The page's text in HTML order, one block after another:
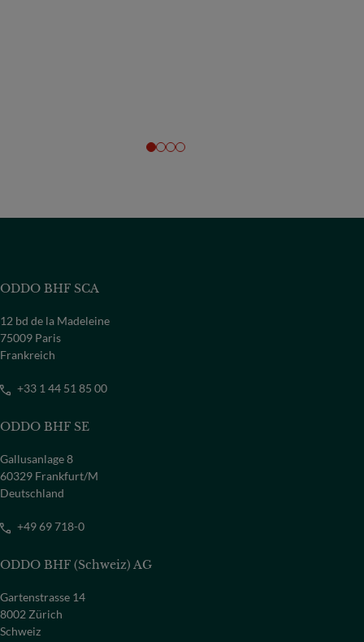
ODDO BHF SCA
12 bd de la Madeleine
75009 Paris
Frankreich
+33 1 44 51 85 00
ODDO BHF SE
Gallusanlage 8
60329 Frankfurt/M
Deutschland
+49 69 718-0
ODDO BHF (Schweiz) AG
Gartenstrasse 14
8002 Zürich
Schweiz